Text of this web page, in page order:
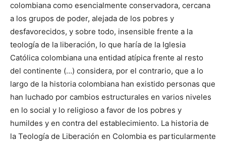
colombiana como esencialmente conservadora, cercana
a los grupos de poder, alejada de los pobres y
desfavorecidos, y sobre todo, insensible frente a la
teología de la liberación, lo que haría de la Iglesia
Católica colombiana una entidad atípica frente al resto
del continente (…) considera, por el contrario, que a lo
largo de la historia colombiana han existido personas que
han luchado por cambios estructurales en varios niveles
en lo social y lo religioso a favor de los pobres y
humildes y en contra del establecimiento. La historia de
la Teología de Liberación en Colombia es particularmente